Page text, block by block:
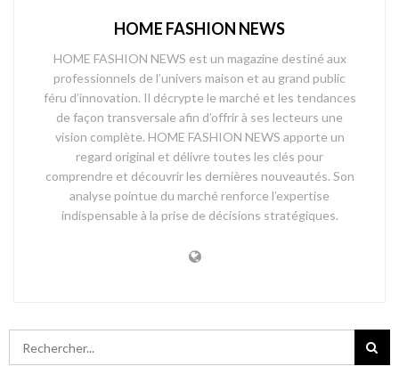
HOME FASHION NEWS
HOME FASHION NEWS est un magazine destiné aux
professionnels de l’univers maison et au grand public
féru d’innovation. Il décrypte le marché et les tendances
de façon transversale afin d’offrir à ses lecteurs une
vision complète. HOME FASHION NEWS apporte un
regard original et délivre toutes les clés pour
comprendre et découvrir les dernières nouveautés. Son
analyse pointue du marché renforce l’expertise
indispensable à la prise de décisions stratégiques.